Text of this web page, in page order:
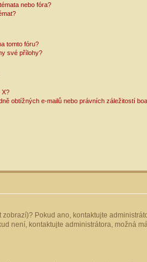
nebo fóra?
tomto fóru?
své přílohy?
X?
obtížných e-mailů nebo právních záležitostí
Pokud ano, kontaktujte
není, kontaktujte administrátora, možná